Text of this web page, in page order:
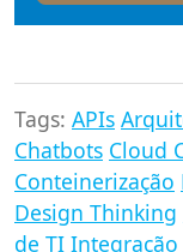
Tags: APIs
Chatbots Cloud
Conteinerização
Design Thinking
de TI